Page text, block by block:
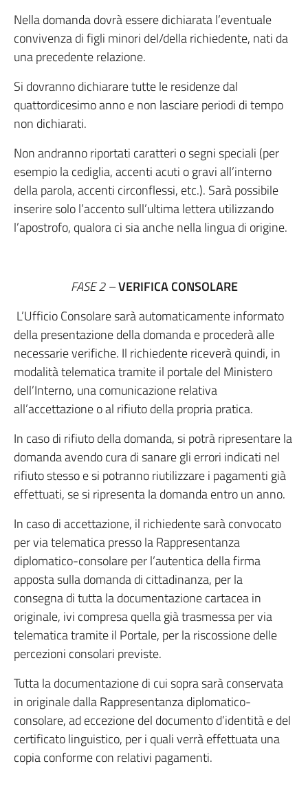
Nella domanda dovrà essere dichiarata l’eventuale
convivenza di figli minori del/della richiedente, nati da
una precedente relazione.
Si dovranno dichiarare tutte le residenze dal
quattordicesimo anno e non lasciare periodi di tempo
non dichiarati.
Non andranno riportati caratteri o segni speciali (per
esempio la cediglia, accenti acuti o gravi all’interno
della parola, accenti circonflessi, etc.). Sarà possibile
inserire solo l’accento sull’ultima lettera utilizzando
l’apostrofo, qualora ci sia anche nella lingua di origine.
FASE 2 –VERIFICA CONSOLARE
L’Ufficio Consolare sarà automaticamente informato
della presentazione della domanda e procederà alle
necessarie verifiche. Il richiedente riceverà quindi, in
modalità telematica tramite il portale del Ministero
dell’Interno, una comunicazione relativa
all’accettazione o al rifiuto della propria pratica.
In caso di rifiuto della domanda, si potrà ripresentare la
domanda avendo cura di sanare gli errori indicati nel
rifiuto stesso e si potranno riutilizzare i pagamenti già
effettuati, se si ripresenta la domanda entro un anno.
In caso di accettazione, il richiedente sarà convocato
per via telematica presso la Rappresentanza
diplomatico-consolare per l’autentica della firma
apposta sulla domanda di cittadinanza, per la
consegna di tutta la documentazione cartacea in
originale, ivi compresa quella già trasmessa per via
telematica tramite il Portale, per la riscossione delle
percezioni consolari previste.
Tutta la documentazione di cui sopra sarà conservata
in originale dalla Rappresentanza diplomatico-
consolare, ad eccezione del documento d’identità e del
certificato linguistico, per i quali verrà effettuata una
copia conforme con relativi pagamenti.